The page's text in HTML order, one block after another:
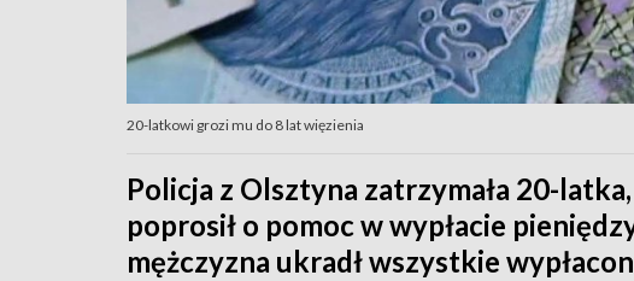
20-latkowi grozi mu do 8 lat więzienia
Policja z Olsztyna zatrzymała 20-
poprosił o pomoc w wypłacie
mężczyzna ukradł wszystkie